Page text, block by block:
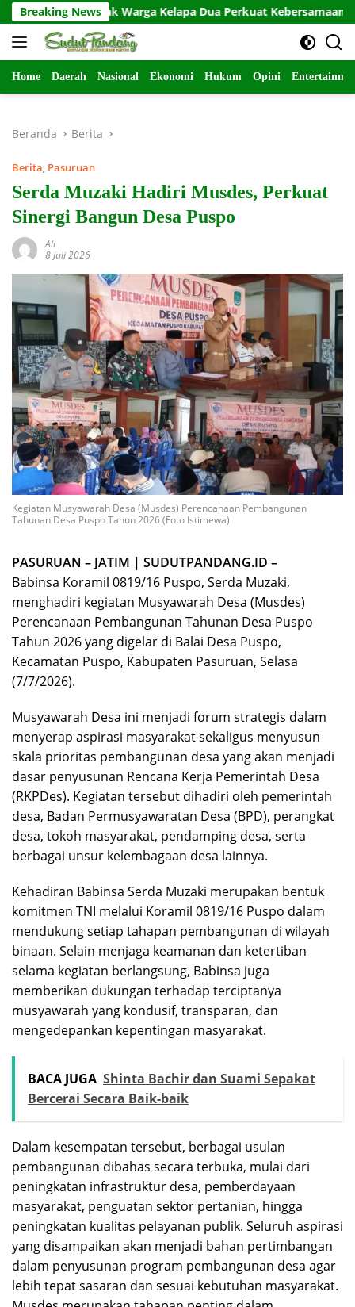
Langsung
ke
konten
Breaking News
Ajak Warga Kelapa Dua Perkuat Kebersamaan
Home Daerah Nasional Ekonomi Hukum Opini
Beranda Berita
Berita, Pasuruan
Serda Muzaki Hadiri Musdes, Perkuat
Sinergi Bangun Desa Puspo
Ali
8 Juli 2026
Kegiatan Musyawarah Desa (Musdes) Perencanaan Pembangunan
Tahunan Desa Puspo Tahun 2026 (Foto Istimewa)
PASURUAN – JATIM | SUDUTPANDANG.ID –
Babinsa Koramil 0819/16 Puspo, Serda Muzaki,
menghadiri kegiatan Musyawarah Desa (Musdes)
Perencanaan Pembangunan Tahunan Desa Puspo
Tahun 2026 yang digelar di Balai Desa Puspo,
Kecamatan Puspo, Kabupaten Pasuruan, Selasa
(7/7/2026).
Musyawarah Desa ini menjadi forum strategis dalam
menyerap aspirasi masyarakat sekaligus menyusun
skala prioritas pembangunan desa yang akan menjadi
dasar penyusunan Rencana Kerja Pemerintah Desa
(RKPDes). Kegiatan tersebut dihadiri oleh pemerintah
desa, Badan Permusyawaratan Desa (BPD), perangkat
desa, tokoh masyarakat, pendamping desa, serta
berbagai unsur kelembagaan desa lainnya.
Kehadiran Babinsa Serda Muzaki merupakan bentuk
komitmen TNI melalui Koramil 0819/16 Puspo dalam
mendukung setiap tahapan pembangunan di wilayah
binaan. Selain menjaga keamanan dan ketertiban
selama kegiatan berlangsung, Babinsa juga
memberikan dukungan terhadap terciptanya
musyawarah yang kondusif, transparan, dan
mengedepankan kepentingan masyarakat.
BACA JUGA Shinta Bachir dan Suami Sepakat
Bercerai Secara Baik-baik
Dalam kesempatan tersebut, berbagai usulan
pembangunan dibahas secara terbuka, mulai dari
peningkatan infrastruktur desa, pemberdayaan
masyarakat, penguatan sektor pertanian, hingga
peningkatan kualitas pelayanan publik. Seluruh aspirasi
yang disampaikan akan menjadi bahan pertimbangan
dalam penyusunan program pembangunan desa agar
lebih tepat sasaran dan sesuai kebutuhan masyarakat.